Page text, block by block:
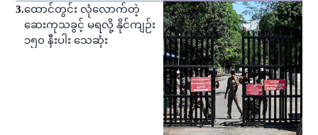
3.ထောင်တွင်း လုံလောက်တဲ့
ဆေးကုသခွင့် မရလို့ နိုင်ကျဉ်း
၁၅၀ နီးပါး သေဆုံး